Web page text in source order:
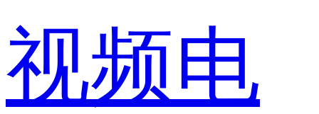
视频电